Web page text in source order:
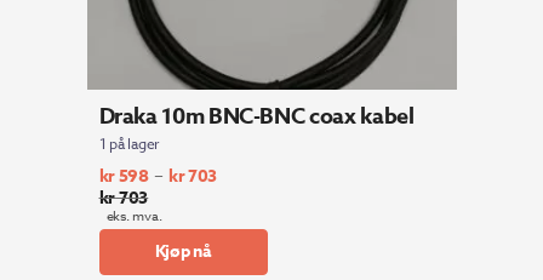
Draka 10m BNC-BNC coax kabel
1 på lager
kr703
kr598– kr703
eks. mva.
Kjøp nå